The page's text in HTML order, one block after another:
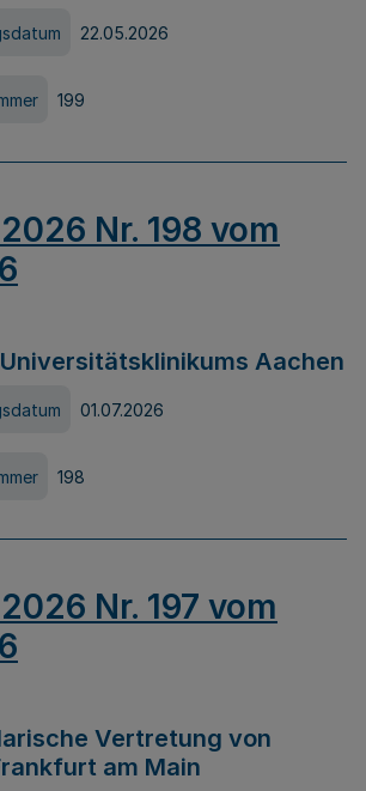
22.05.2026
199
Nr. 198 vom
Aachen
01.07.2026
198
Nr. 197 vom
Vertretung von
am Main